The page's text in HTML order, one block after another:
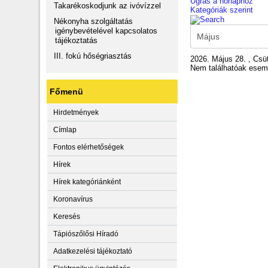
Takarékoskodjunk az ivóvízzel
Nékonyha szolgáltatás
igénybevételével kapcsolatos
tájékoztatás
III. fokú hőségriasztás
Főmenü
Hirdetmények
Címlap
Fontos elérhetőségek
Hírek
Hírek kategóriánként
Koronavírus
Keresés
Tápiószőlősi Híradó
Adatkezelési tájékoztató
Kategóriák szerint
2026. Május 28. ,
Nem találhatóak